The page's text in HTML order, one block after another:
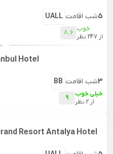
UALL شب اقامت5
8.6 خوب
از 247 نظر
Hotel
BB شب اقامت3
9
خیلی خوب
از 2 نظر
Resort Antalya Hotel